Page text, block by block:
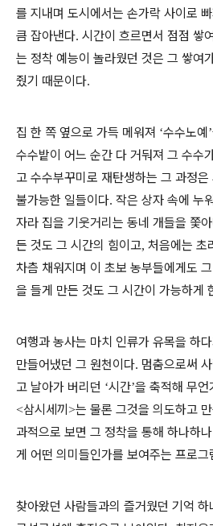
를 지내며 도시에서는 손가락 사이로
큼 잡아낸다. 시간이 흐르면서 점점 쌓
는 정착 예능이 놀라웠던 것은 그 쌓여
줬기 때문이다.
집 한 쪽 옆으로 가득 메워져 ‘수수노예 ’
수수밭이 어느 순간 다 거둬져 그 수수
고 수수부꾸미로 재탄생하는 그 과정
불가능한 일들이다. 작은 상자 속에 누
자라 집을 기웃거리는 동네 개들을 쫓
든 것도 그 시간의 힘이고, 처음에는 초
차츰 채워지며 이 초보 농부들에게도
을 들게 만든 것도 그 시간이 가능하게
여행과 농사는 마치 인류가 유목을 하
만들어냈던 그 원천이다. 멈춤으로써
고 날아가 버리던 ‘시간’을 축적해 무
<삼시세끼 >는 물론 그것을 의도하고
과적으로 보면 그 정착을 통해 하나하
게 어떤 의미들인가를 보여주는 프로그
찾아왔던 사람들과의 즐거웠던 기억 하